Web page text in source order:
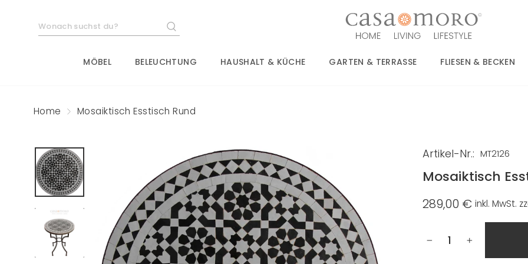
SUCHE
MÖBEL BELEUCHTUNG HAUSHALT & KÜCHE GARTEN & TERRASSE FLIESEN & BECKEN
Home Mosaiktisch Esstisch Rund
Artikel-Nr.: MT2126
Mosaiktisch
Normaler
289,00 € inkl. MwSt.
+